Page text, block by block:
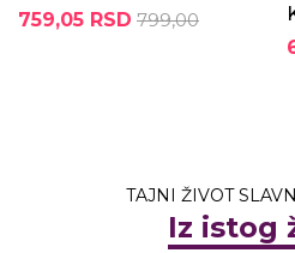
759,05 RSD 799,00
TAJNI ŽIVOT
Iz istog